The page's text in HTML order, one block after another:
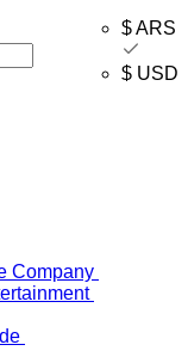
$ ARS
$ USD